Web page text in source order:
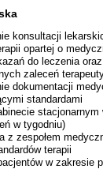
konsultacji
opartej o
do leczenia
zaleceń
dokumentacji
standardami
w tygodniu)
z zespołem
terapii
w zakresie